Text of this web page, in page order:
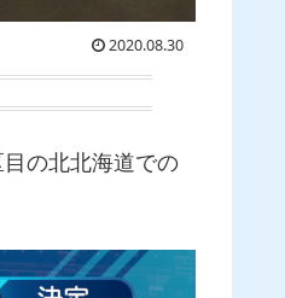
2020.08.30
の北北海道での